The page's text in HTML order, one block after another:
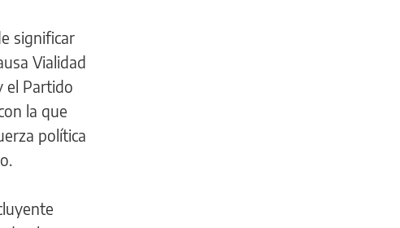
significar
Vialidad
el Partido
la que
política